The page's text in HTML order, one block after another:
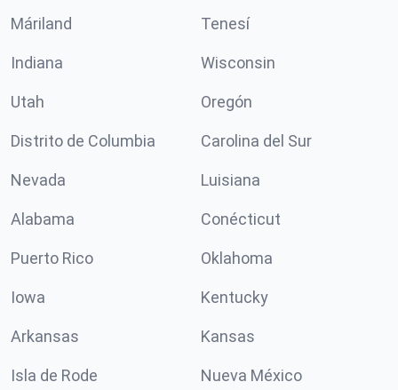
Máriland Tenesí
Indiana Wisconsin
Utah Oregón
Distrito de Columbia Carolina del Sur
Nevada Luisiana
Alabama Conécticut
Puerto Rico Oklahoma
Iowa Kentucky
Arkansas Kansas
Isla de Rode Nueva México